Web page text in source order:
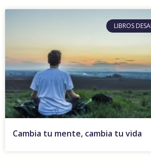
LIBROS
Cambia tu mente, cambia tu vida